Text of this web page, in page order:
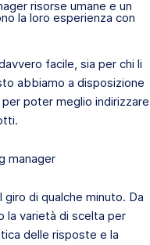
facile, sia per chi li
abbiamo a disposizione
poter meglio indirizzare
manager
di qualche minuto. Da
la varietà di scelta per
delle risposte e la